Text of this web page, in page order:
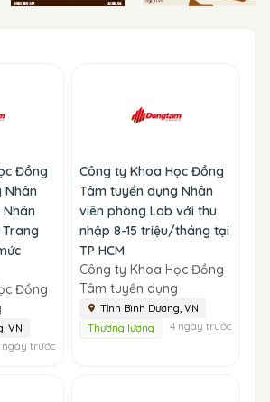
Đồng
Nhân
Đồng
VN
ngày trước
Công ty Khoa Học Đồng
Tâm tuyển dụng Nhân
viên phòng Lab với thu
nhập 8-15 triệu/tháng tại
TP HCM
Công ty Khoa Học Đồng
Tâm tuyển dụng
Tỉnh Bình Dương, VN
Thương lượng
4 ngày trước